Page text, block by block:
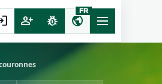
person_add pest_control public
FR